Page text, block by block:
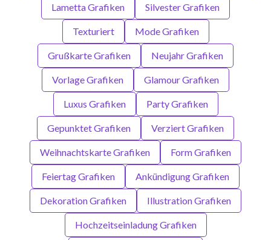
Lametta Grafiken Silvester Grafiken
Texturiert Mode Grafiken
Grußkarte Grafiken Neujahr Grafiken
Vorlage Grafiken Glamour Grafiken
Luxus Grafiken Party Grafiken
Gepunktet Grafiken Verziert Grafiken
Weihnachtskarte Grafiken Form Grafiken
Feiertag Grafiken Ankündigung Grafiken
Dekoration Grafiken Illustration Grafiken
Hochzeitseinladung Grafiken